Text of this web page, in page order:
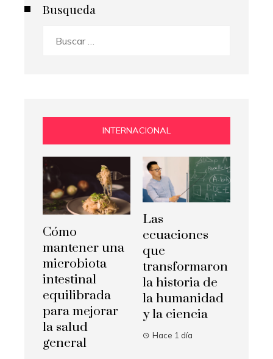
Busqueda
INTERNACIONAL
Cómo
mantener una
microbiota
intestinal
equilibrada
para mejorar
la salud
general
Las
ecuaciones
que
transformaron
la historia de
la humanidad
y la ciencia
Hace 1 día